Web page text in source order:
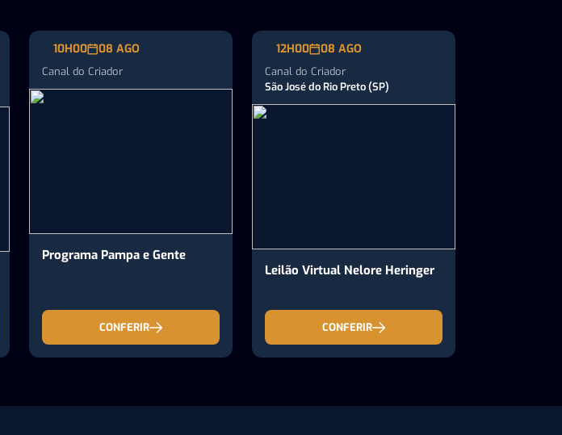
10H00 08 AGO
Canal do Criador
Programa Pampa e Gente
CONFERIR
12H00 08 AGO
Canal do Criador
São José do Rio Preto (SP)
Leilão Virtual Nelore Heringer
CONFERIR